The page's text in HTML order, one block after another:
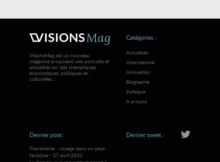
VisionsMag est un nouveau
magazine proposant des portraits et
actualités sur des thématiques
économiques, politiques et
culturelles...
Catégories :
Actualités
International
Innovation
Biographie
Politique
A propos
Dernier post :
Transnistrie : voyage dans un pays
fantôme - 27 avril 2022
Dernier tweet :